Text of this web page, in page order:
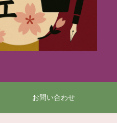
お問い合わせ